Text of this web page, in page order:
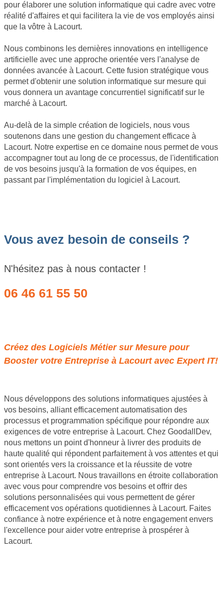
pour élaborer une solution informatique qui cadre avec votre
réalité d'affaires et qui facilitera la vie de vos employés ainsi
que la vôtre à Lacourt.
Nous combinons les dernières innovations en intelligence
artificielle avec une approche orientée vers l'analyse de
données avancée à Lacourt. Cette fusion stratégique vous
permet d'obtenir une solution informatique sur mesure qui
vous donnera un avantage concurrentiel significatif sur le
marché à Lacourt.
Au-delà de la simple création de logiciels, nous vous
soutenons dans une gestion du changement efficace à
Lacourt. Notre expertise en ce domaine nous permet de vous
accompagner tout au long de ce processus, de l'identification
de vos besoins jusqu'à la formation de vos équipes, en
passant par l'implémentation du logiciel à Lacourt.
Vous avez besoin de conseils ?
N'hésitez pas à nous contacter !
06 46 61 55 50
Créez des Logiciels Métier sur Mesure pour
Booster votre Entreprise à Lacourt avec Expert IT!
Nous développons des solutions informatiques ajustées à
vos besoins, alliant efficacement automatisation des
processus et programmation spécifique pour répondre aux
exigences de votre entreprise à Lacourt. Chez GoodallDev,
nous mettons un point d'honneur à livrer des produits de
haute qualité qui répondent parfaitement à vos attentes et qui
sont orientés vers la croissance et la réussite de votre
entreprise à Lacourt. Nous travaillons en étroite collaboration
avec vous pour comprendre vos besoins et offrir des
solutions personnalisées qui vous permettent de gérer
efficacement vos opérations quotidiennes à Lacourt. Faites
confiance à notre expérience et à notre engagement envers
l'excellence pour aider votre entreprise à prospérer à
Lacourt.